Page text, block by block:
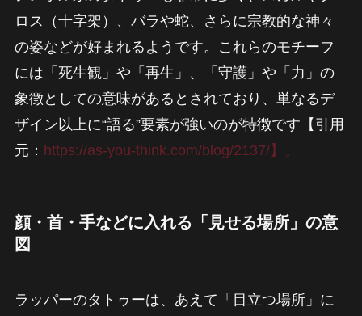
ロス（十字架）、バラや蛇、さらに宗教的な神々
の姿などが好まれるようです。これらのモチーフ
には「死生観」や「再生」、「守護」や「力」の
象徴としての意味があるとされており、単なるデ
ザイン以上に“語る”要素が強いのが特徴です【引用
元： https://as-you-think.com/blog/2137/】。
顔・首・手などに入れる「見せる場所」の意
図
ラッパーのタトゥーは、あえて「目立つ場所」に